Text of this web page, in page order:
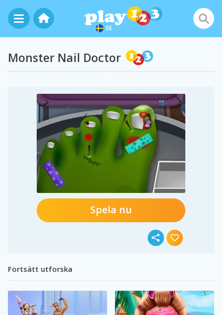
SE
Monster Nail Doctor
Spela nu
Fortsätt utforska